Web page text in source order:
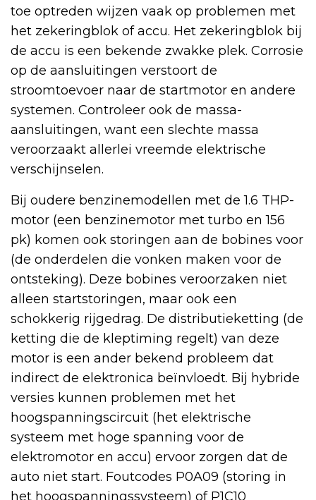
toe optreden wijzen vaak op problemen met
het zekeringblok of accu. Het zekeringblok bij
de accu is een bekende zwakke plek. Corrosie
op de aansluitingen verstoort de
stroomtoevoer naar de startmotor en andere
systemen. Controleer ook de massa-
aansluitingen, want een slechte massa
veroorzaakt allerlei vreemde elektrische
verschijnselen.
Bij oudere benzinemodellen met de 1.6 THP-
motor (een benzinemotor met turbo en 156
pk) komen ook storingen aan de bobines voor
(de onderdelen die vonken maken voor de
ontsteking). Deze bobines veroorzaken niet
alleen startstoringen, maar ook een
schokkerig rijgedrag. De distributieketting (de
ketting die de kleptiming regelt) van deze
motor is een ander bekend probleem dat
indirect de elektronica beïnvloedt. Bij hybride
versies kunnen problemen met het
hoogspanningscircuit (het elektrische
systeem met hoge spanning voor de
elektromotor en accu) ervoor zorgen dat de
auto niet start. Foutcodes P0A09 (storing in
het hoogspanningssysteem) of P1C10